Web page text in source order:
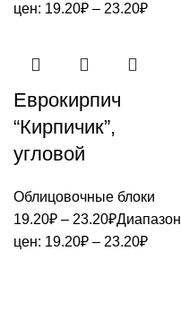
цен: 19.20₽ – 23.20₽
Еврокирпич
“Кирпичик”,
угловой
Облицовочные блоки
19.20₽ – 23.20₽Диапазон
цен: 19.20₽ – 23.20₽